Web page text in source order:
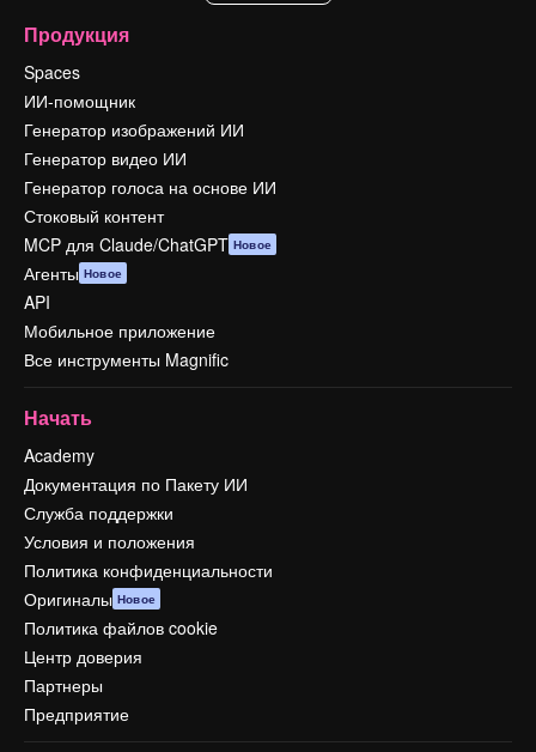
Продукция
Spaces
ИИ-помощник
Генератор изображений ИИ
Генератор видео ИИ
Генератор голоса на основе ИИ
Стоковый контент
MCP для Claude/ChatGPT Новое
Агенты Новое
API
Мобильное приложение
Все инструменты Magnific
Начать
Academy
Документация по Пакету ИИ
Служба поддержки
Условия и положения
Политика конфиденциальности
Оригиналы Новое
Политика файлов cookie
Центр доверия
Партнеры
Предприятие